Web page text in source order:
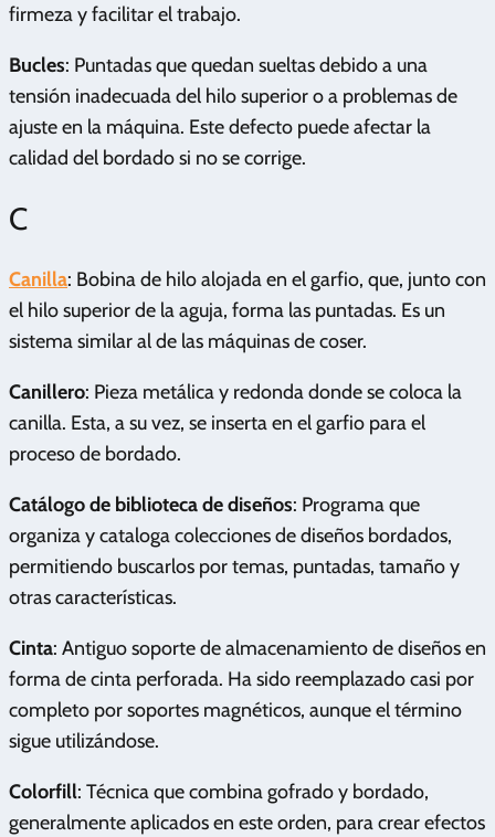
firmeza y facilitar el trabajo.
Bucles: Puntadas que quedan sueltas debido a una
tensión inadecuada del hilo superior o a problemas de
ajuste en la máquina. Este defecto puede afectar la
calidad del bordado si no se corrige.
C
Canilla: Bobina de hilo alojada en el garfio, que, junto con
el hilo superior de la aguja, forma las puntadas. Es un
sistema similar al de las máquinas de coser.
Canillero: Pieza metálica y redonda donde se coloca la
canilla. Esta, a su vez, se inserta en el garfio para el
proceso de bordado.
Catálogo de biblioteca de diseños: Programa que
organiza y cataloga colecciones de diseños bordados,
permitiendo buscarlos por temas, puntadas, tamaño y
otras características.
Cinta: Antiguo soporte de almacenamiento de diseños en
forma de cinta perforada. Ha sido reemplazado casi por
completo por soportes magnéticos, aunque el término
sigue utilizándose.
Colorfill: Técnica que combina gofrado y bordado,
generalmente aplicados en este orden, para crear efectos